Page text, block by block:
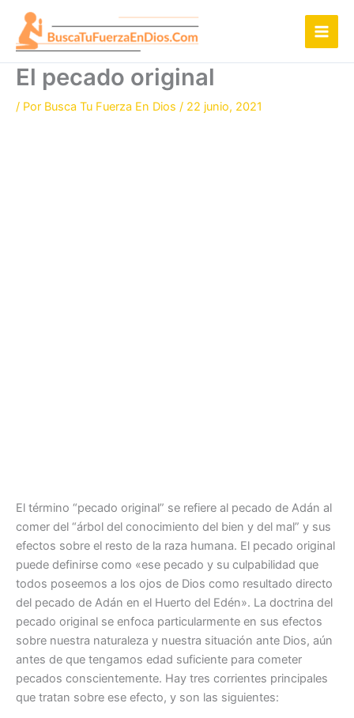
contenido
El pecado original
/ Por Busca Tu Fuerza En Dios / 22 junio, 2021
El término “pecado original” se refiere al pecado de Adán al
comer del “árbol del conocimiento del bien y del mal” y sus
efectos sobre el resto de la raza humana. El pecado original
puede definirse como «ese pecado y su culpabilidad que
todos poseemos a los ojos de Dios como resultado directo
del pecado de Adán en el Huerto del Edén». La doctrina del
pecado original se enfoca particularmente en sus efectos
sobre nuestra naturaleza y nuestra situación ante Dios, aún
antes de que tengamos edad suficiente para cometer
pecados conscientemente. Hay tres corrientes principales
que tratan sobre ese efecto, y son las siguientes: